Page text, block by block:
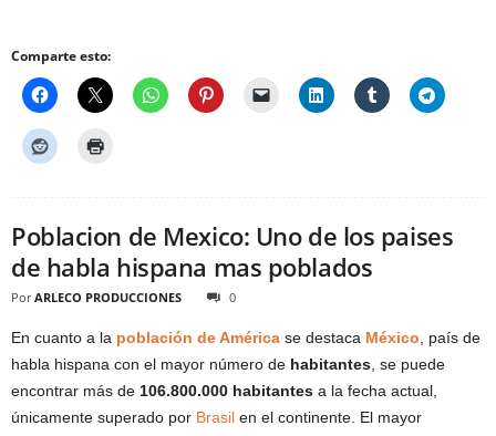
Comparte esto:
Poblacion de Mexico: Uno de los paises
de habla hispana mas poblados
Por ARLECO PRODUCCIONES 0
En cuanto a la población de América se destaca México , país de
habla hispana con el mayor número de habitantes , se puede
encontrar más de 106.800.000 habitantes a la fecha actual,
únicamente superado por Brasil en el continente. El mayor